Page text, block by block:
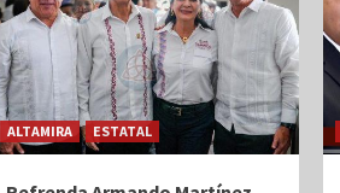
ALTAMIRA ESTATAL